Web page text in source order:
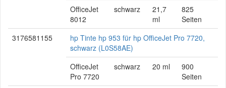
OfficeJet
8012
schwarz
21,7
ml
825
Seiten
3176581155
hp Tinte hp 953 für hp OfficeJet Pro 7720,
schwarz (L0S58AE)
OfficeJet
Pro 7720
schwarz 20 ml
900
Seiten